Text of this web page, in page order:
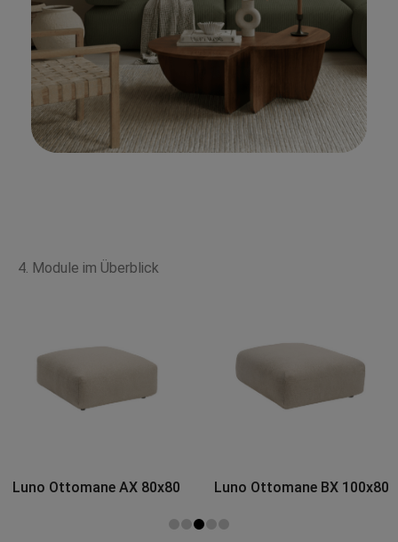
4. Module im Überblick
Luno Ottomane BX 100x80
Luno Ottomane CX